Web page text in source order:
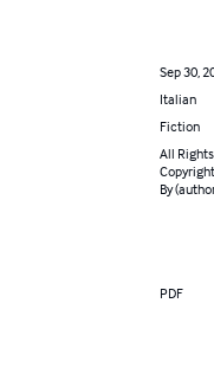
Sep 30,
Italian
Fiction
All
By
PDF